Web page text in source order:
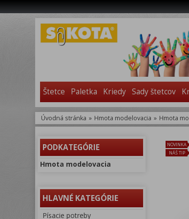
Štetce Paletka Kriedy Sady štetcov
Úvodná stránka » Hmota modelovacia » Hmota
PODKATEGÓRIE
Hmota modelovacia
HLAVNÉ KATEGÓRIE
Písacie potreby
NOVINKA
NÁŠ TIP